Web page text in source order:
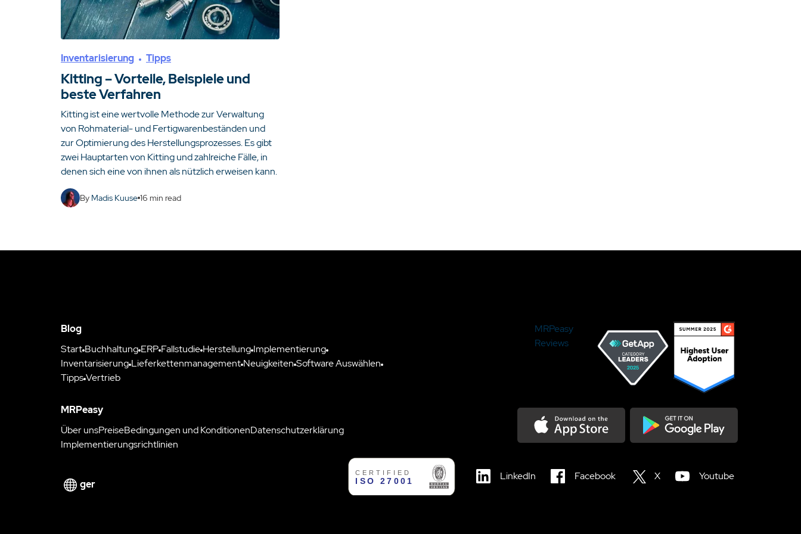
Inventarisierung Tipps
Kitting – Vorteile, Beispiele und
beste Verfahren
Kitting ist eine wertvolle Methode zur Verwaltung
von Rohmaterial- und Fertigwarenbeständen und
zur Optimierung des Herstellungsprozesses. Es gibt
zwei Hauptarten von Kitting und zahlreiche Fälle, in
denen sich eine von ihnen als nützlich erweisen kann.
By Madis Kuuse 16 min read
Blog
Start Buchhaltung ERP Fallstudie Herstellung Implementierung
Inventarisierung Lieferkettenmanagement Neuigkeiten Software Auswählen
TippsVertrieb
MRPeasy
Über unsPreiseBedingungen und KonditionenDatenschutzerklärung
Implementierungsrichtlinien
MRPeasy
Reviews
ger
LinkedIn Facebook X Youtube